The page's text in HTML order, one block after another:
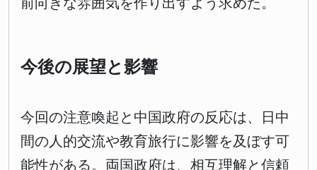
今後の展望と影響
今回の注意喚起と中国政府の反応は、日中
間の人的交流や教育旅行に影響を及ぼす可
能性がある。両国政府は、相互理解と信頼